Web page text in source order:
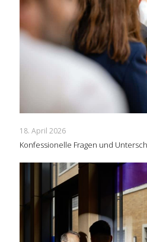
18. April 2026
Konfessionelle Fragen und